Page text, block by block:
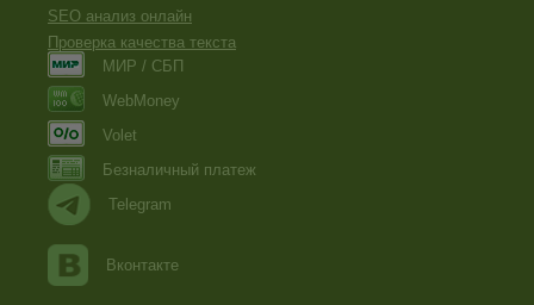
SEO анализ онлайн
Проверка качества текста
МИР / СБП
WebMoney
Volet
Безналичный платеж
Telegram
Вконтакте